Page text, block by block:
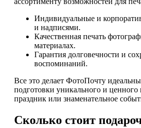
Индивидуальные и
и надписями.
Качественная печать
материалах.
Гарантия долговечности и
воспоминаний.
Все это делает ФотоПочту
подготовки уникального и
праздник или знаменательное
Сколько стоит